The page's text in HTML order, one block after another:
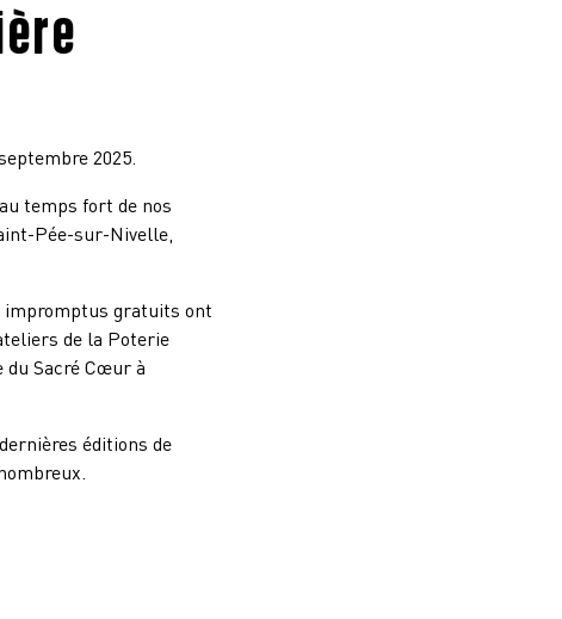
2025.
temps fort de nos
Pée-sur-Nivelle,
impromptus gratuits ont
de la Poterie
du Sacré Cœur à
éditions de